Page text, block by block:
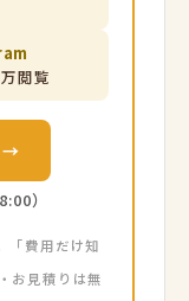
閲覧
→
）
「費用だけ知
お見積りは無